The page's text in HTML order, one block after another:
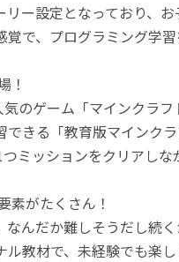
ー設定となっており、
で、プログラミング学習
！
のゲーム「マインクラフ
きる「教育版マインク
ミッションをクリアしな
がたくさん！
なんだか難しそうだし続
教材で、未経験でも楽